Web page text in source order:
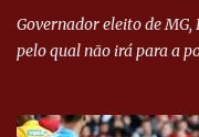
Governador eleito de
pelo qual não irá para a